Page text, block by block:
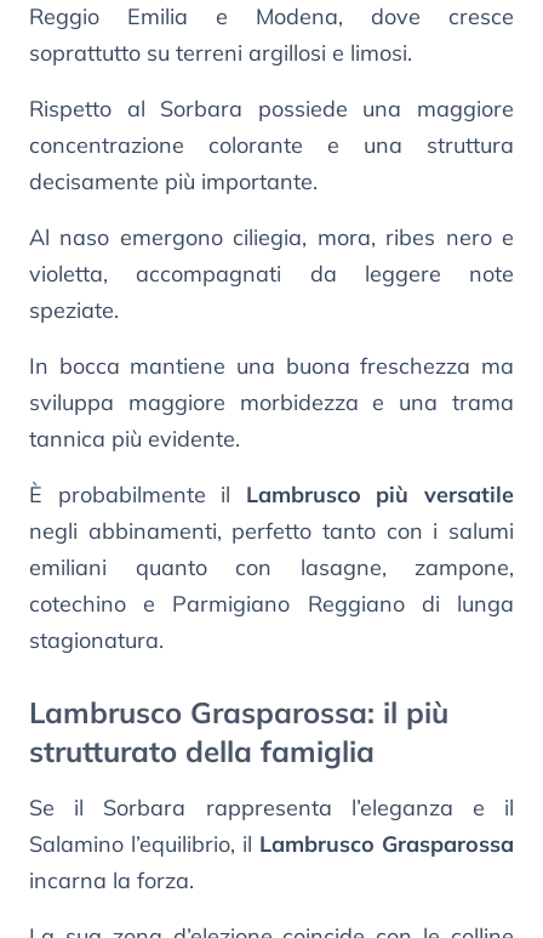
Reggio Emilia e Modena, dove cresce
soprattutto su terreni argillosi e limosi.
Rispetto al Sorbara possiede una maggiore
concentrazione colorante e una struttura
decisamente più importante.
Al naso emergono ciliegia, mora, ribes nero e
violetta, accompagnati da leggere note
speziate.
In bocca mantiene una buona freschezza ma
sviluppa maggiore morbidezza e una trama
tannica più evidente.
È probabilmente il Lambrusco più versatile
negli abbinamenti, perfetto tanto con i salumi
emiliani quanto con lasagne, zampone,
cotechino e Parmigiano Reggiano di lunga
stagionatura.
Lambrusco Grasparossa: il più
strutturato della famiglia
Se il Sorbara rappresenta l’eleganza e il
Salamino l’equilibrio, il Lambrusco Grasparossa
incarna la forza.